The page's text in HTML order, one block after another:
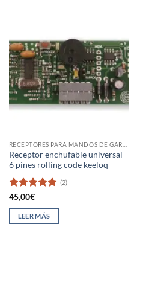
Receptor enchufable universal
6 pines rolling code keeloq
Valorado
con5de 5
(2)
45,00€
LEER MÁS